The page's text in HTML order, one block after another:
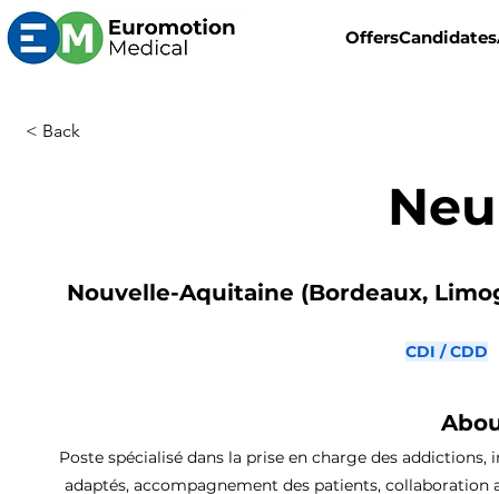
OffersCandidates
< Back
Nouvelle-Aquitaine (Bordeaux,
CDI / CDD
Poste spécialisé dans la prise en charge des
adaptés, accompagnement des patients, collaboration